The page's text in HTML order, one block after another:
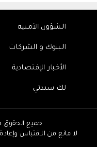
الشؤون الأمنية
البنوك و الشركات
الأخبار الإقتصادية
لك سيدتي
جميع الحقوق
لا مانع من الاقتباس